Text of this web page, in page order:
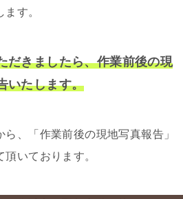
す。
だきましたら、作業前後の現
いたします。
、「作業前後の現地写真報告」
いております。